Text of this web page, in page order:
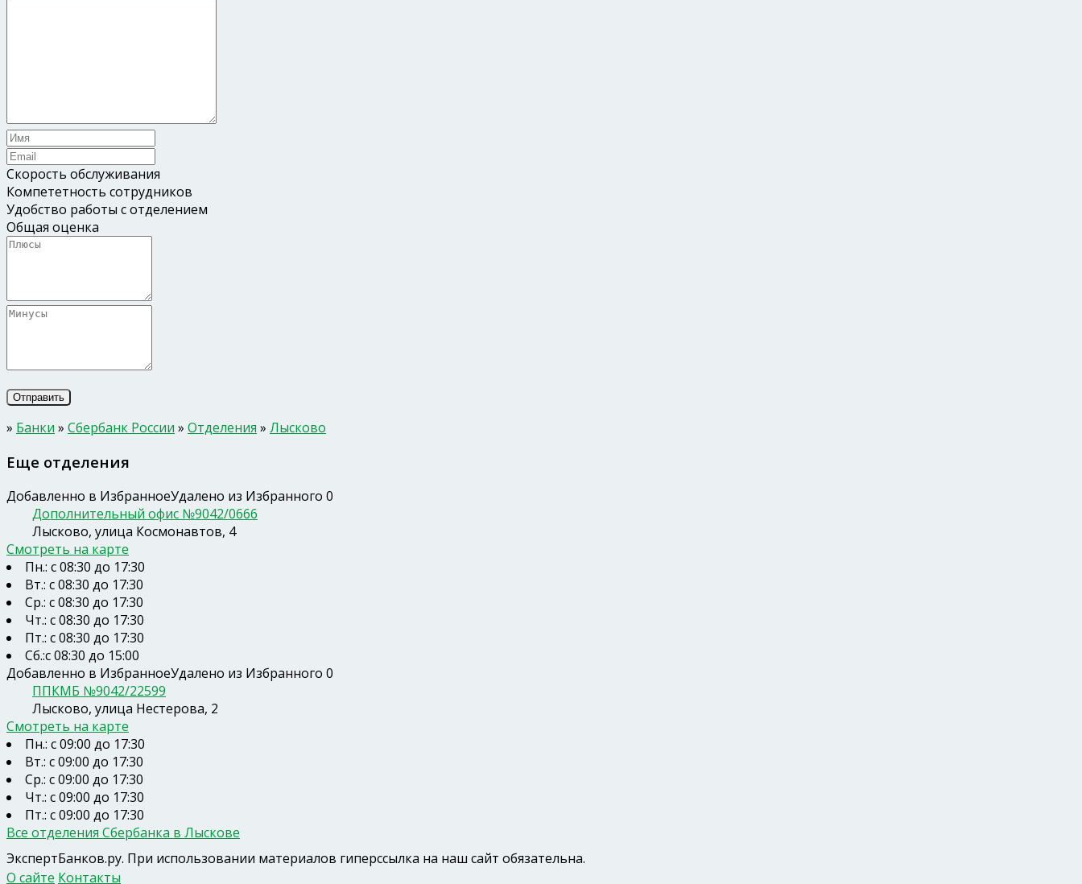
Скорость обслуживания
Компететность сотрудников
Удобство работы с отделением
Общая оценка
» Банки » Сбербанк России » Отделения » Лысково
Еще отделения
Добавленно в ИзбранноеУдалено из Избранного 0
Дополнительный офис №9042/0666
Лысково, улица Космонавтов, 4
Смотреть на карте
Пн.: с 08:30 до 17:30
Вт.: с 08:30 до 17:30
Ср.: с 08:30 до 17:30
Чт.: с 08:30 до 17:30
Пт.: с 08:30 до 17:30
Сб.:с 08:30 до 15:00
Добавленно в ИзбранноеУдалено из Избранного 0
ППКМБ №9042/22599
Лысково, улица Нестерова, 2
Смотреть на карте
Пн.: с 09:00 до 17:30
Вт.: с 09:00 до 17:30
Ср.: с 09:00 до 17:30
Чт.: с 09:00 до 17:30
Пт.: с 09:00 до 17:30
Все отделения Сбербанка в Лыскове
ЭкспертБанков.ру. При использовании материалов гиперссылка на наш сайт обязательна.
О сайте Контакты